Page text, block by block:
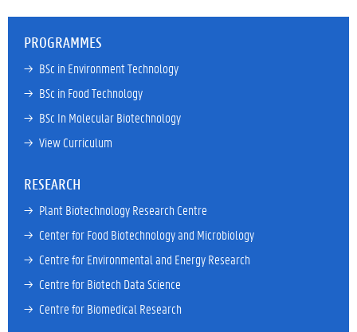
PROGRAMMES
→ BSc in Environment Technology
→ BSc in Food Technology
→ BSc In Molecular Biotechnology
→ View Curriculum
RESEARCH
→ Plant Biotechnology Research Centre
→ Center for Food Biotechnology and Microbiology
→ Centre for Environmental and Energy Research
→ Centre for Biotech Data Science
→ Centre for Biomedical Research